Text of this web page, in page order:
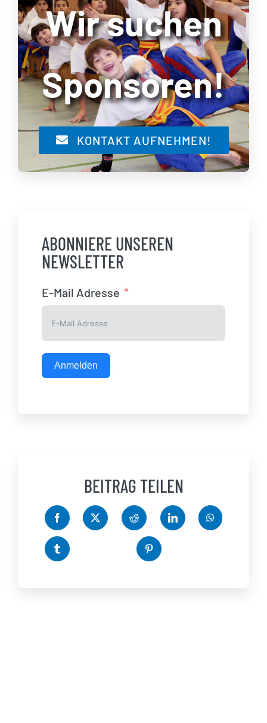
Wir suchen
Sponsoren!
KONTAKT AUFNEHMEN!
ABONNIERE UNSEREN
NEWSLETTER
E-Mail Adresse
Anmelden
BEITRAG TEILEN